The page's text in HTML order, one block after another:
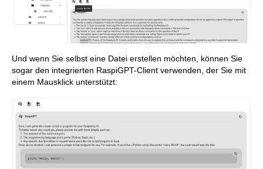
Und wenn Sie selbst eine Datei erstellen möchten, können Sie
sogar den integrierten RaspiGPT-Client verwenden, der Sie mit
einem Mausklick unterstützt: